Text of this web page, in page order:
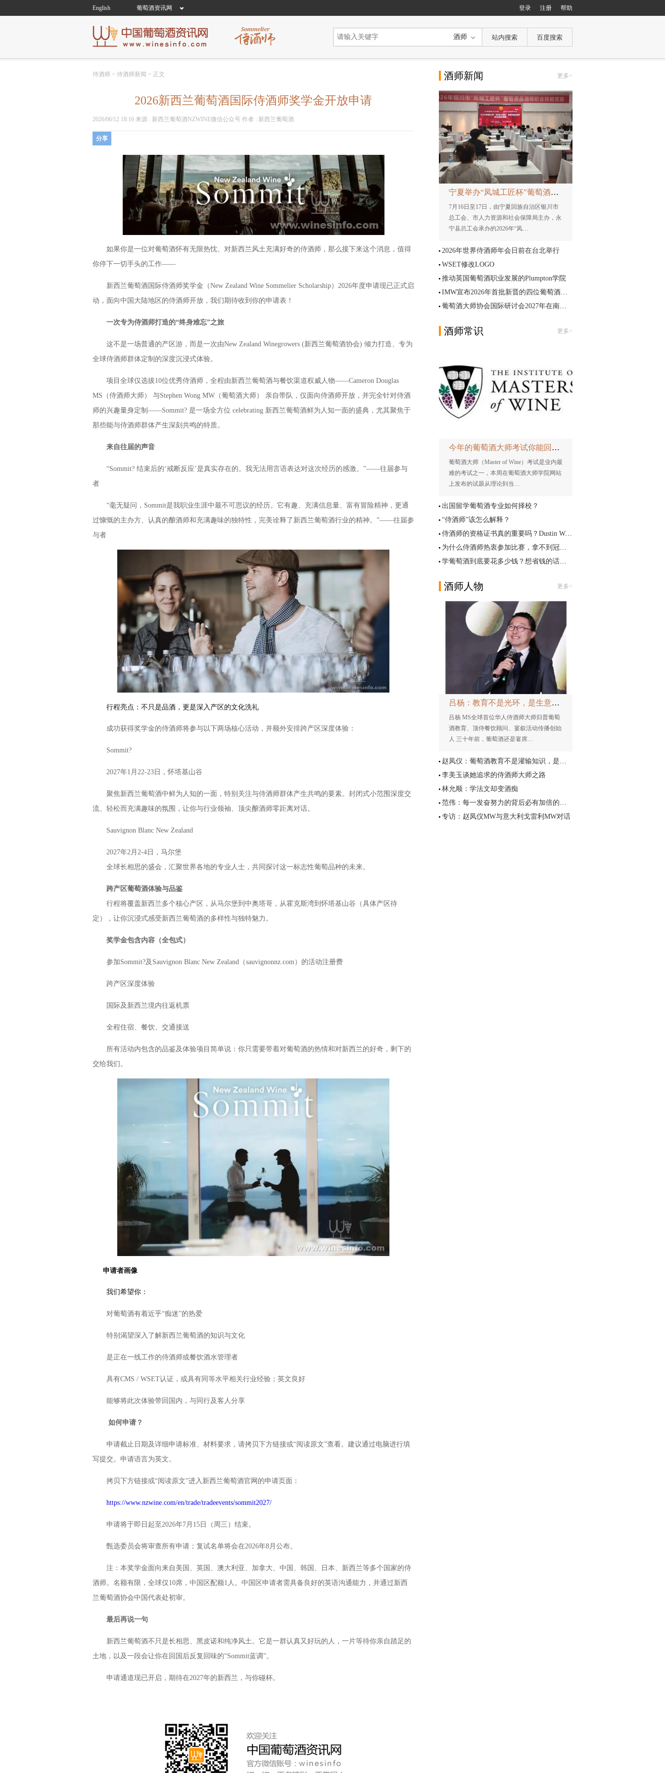
English 葡萄酒资讯网 帮助
注册
登录
酒师
侍酒师 > 侍酒师新闻 > 正文
2026新西兰葡萄酒国际侍酒师奖学金开放申请
2026/06/12 18:16 来源 : 新西兰葡萄酒NZWINE微信公众号 作者 : 新西兰葡萄酒
分享
如果你是一位对葡萄酒怀有无限热忱、对新西兰风土充满好奇的侍酒师，那么接下来这个消息，值得
你停下一切手头的工作——
新西兰葡萄酒国际侍酒师奖学金（New Zealand Wine Sommelier Scholarship）2026年度申请现已正式启
动，面向中国大陆地区的侍酒师开放，我们期待收到你的申请表！
一次专为侍酒师打造的“终身难忘”之旅
这不是一场普通的产区游，而是一次由New Zealand Winegrowers (新西兰葡萄酒协会) 倾力打造、专为
全球侍酒师群体定制的深度沉浸式体验。
项目全球仅选拔10位优秀侍酒师，全程由新西兰葡萄酒与餐饮渠道权威人物——Cameron Douglas
MS（侍酒师大师） 与Stephen Wong MW（葡萄酒大师） 亲自带队，仅面向侍酒师开放，并完全针对侍酒
师的兴趣量身定制——Sommit? 是一场全方位 celebrating 新西兰葡萄酒鲜为人知一面的盛典，尤其聚焦于
那些能与侍酒师群体产生深刻共鸣的特质。
来自往届的声音
“Sommit? 结束后的‘戒断反应’是真实存在的。我无法用言语表达对这次经历的感激。”——往届参与
者
“毫无疑问，Sommit是我职业生涯中最不可思议的经历。它有趣、充满信息量、富有冒险精神，更通
过慷慨的主办方、认真的酿酒师和充满趣味的独特性，完美诠释了新西兰葡萄酒行业的精神。”——往届参
与者
行程亮点：不只是品酒，更是深入产区的文化洗礼
成功获得奖学金的侍酒师将参与以下两场核心活动，并额外安排跨产区深度体验：
Sommit?
2027年1月22-23日，怀塔基山谷
聚焦新西兰葡萄酒中鲜为人知的一面，特别关注与侍酒师群体产生共鸣的要素。封闭式小范围深度交
流、轻松而充满趣味的氛围，让你与行业领袖、顶尖酿酒师零距离对话。
Sauvignon Blanc New Zealand
2027年2月2-4日，马尔堡
全球长相思的盛会，汇聚世界各地的专业人士，共同探讨这一标志性葡萄品种的未来。
跨产区葡萄酒体验与品鉴
行程将覆盖新西兰多个核心产区，从马尔堡到中奥塔哥，从霍克斯湾到怀塔基山谷（具体产区待
定），让你沉浸式感受新西兰葡萄酒的多样性与独特魅力。
奖学金包含内容（全包式）
参加Sommit?及Sauvignon Blanc New Zealand（sauvignonnz.com）的活动注册费
跨产区深度体验
国际及新西兰境内往返机票
全程住宿、餐饮、交通接送
所有活动内包含的品鉴及体验项目简单说：你只需要带着对葡萄酒的热情和对新西兰的好奇，剩下的
交给我们。
申请者画像
我们希望你：
对葡萄酒有着近乎“痴迷”的热爱
特别渴望深入了解新西兰葡萄酒的知识与文化
是正在一线工作的侍酒师或餐饮酒水管理者
具有CMS / WSET认证，或具有同等水平相关行业经验；英文良好
能够将此次体验带回国内，与同行及客人分享
如何申请？
申请截止日期及详细申请标准、材料要求，请拷贝下方链接或“阅读原文”查看。建议通过电脑进行填
写提交。申请语言为英文。
拷贝下方链接或“阅读原文”进入新西兰葡萄酒官网的申请页面：
https://www.nzwine.com/en/trade/tradeevents/sommit2027/
申请将于即日起至2026年7月15日（周三）结束。
甄选委员会将审查所有申请；复试名单将会在2026年8月公布。
注：本奖学金面向来自美国、英国、澳大利亚、加拿大、中国、韩国、日本、新西兰等多个国家的侍
酒师。名额有限，全球仅10席，中国区配额1人。中国区申请者需具备良好的英语沟通能力，并通过新西
兰葡萄酒协会中国代表处初审。
最后再说一句
新西兰葡萄酒不只是长相思、黑皮诺和纯净风土。它是一群认真又好玩的人，一片等待你亲自踏足的
土地，以及一段会让你在回国后反复回味的“Sommit蓝调”。
申请通道现已开启，期待在2027年的新西兰，与你碰杯。
酒师新闻 更多>
宁夏举办“凤城工匠杯”葡萄酒品酒师职业技能竞赛
7月16日至17日，由宁夏回族自治区银川市
总工会、市人力资源和社会保障局主办，永
宁县总工会承办的2026年“凤…
2026年世界侍酒师年会日前在台北举行
WSET修改LOGO
推动英国葡萄酒职业发展的Plumpton学院
IMW宣布2026年首批新晋的四位葡萄酒大师
葡萄酒大师协会国际研讨会2027年在南澳举行
酒师常识 更多>
今年的葡萄酒大师考试你能回答多少题？
葡萄酒大师（Master of Wine）考试是业内最
难的考试之一，本周在葡萄酒大师学院网站
上发布的试题从理论到当…
出国留学葡萄酒专业如何择校？
“侍酒师”该怎么解释？
侍酒师的资格证书真的重要吗？Dustin Wilson MS告诉你
为什么侍酒师热衷参加比赛，拿不到冠军就不停止比赛？
学葡萄酒到底要花多少钱？想省钱的话，可以...
酒师人物 更多>
吕杨：教育不是光环，是生意；侍酒师不是老师，是服务
吕杨 MS全球首位华人侍酒师大师归普葡萄
酒教育、顶侍餐饮顾问、宴叙活动传播创始
人 三十年前，葡萄酒还是宴席…
赵凤仪：葡萄酒教育不是灌输知识，是唤醒自信
李美玉谈她追求的侍酒师大师之路
林允顺：学法文却变酒痴
范伟：每一发奋努力的背后必有加倍的赏赐
专访：赵凤仪MW与意大利戈雷利MW对话